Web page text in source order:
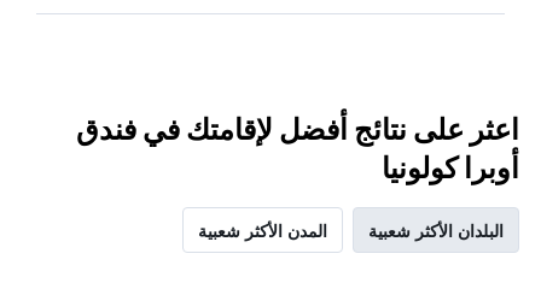
اعثر على نتائج أفضل لإقامتك في فندق
أوبرا كولونيا
البلدان الأكثر شعبية المدن الأكثر شعبية